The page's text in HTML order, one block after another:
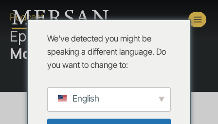
Podcast
Episodio:09. Registro «No
Molestar»
We've detected you might be
speaking a different language. Do
you want to change to:
English